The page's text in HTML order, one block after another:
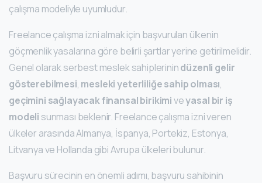
çalışma modeliyle uyumludur.
Freelance çalışma izni almak için başvurulan ülkenin
göçmenlik yasalarına göre belirli şartlar yerine getirilmelidir.
Genel olarak serbest meslek sahiplerinindüzenli gelir
gösterebilmesi, mesleki yeterliliğe sahip olması,
geçimini sağlayacak finansal birikimiveyasal bir iş
modeli sunması beklenir. Freelance çalışma izni veren
ülkeler arasında Almanya, İspanya, Portekiz, Estonya,
Litvanya ve Hollanda gibi Avrupa ülkeleri bulunur.
Başvuru sürecinin en önemli adımı, başvuru sahibinin